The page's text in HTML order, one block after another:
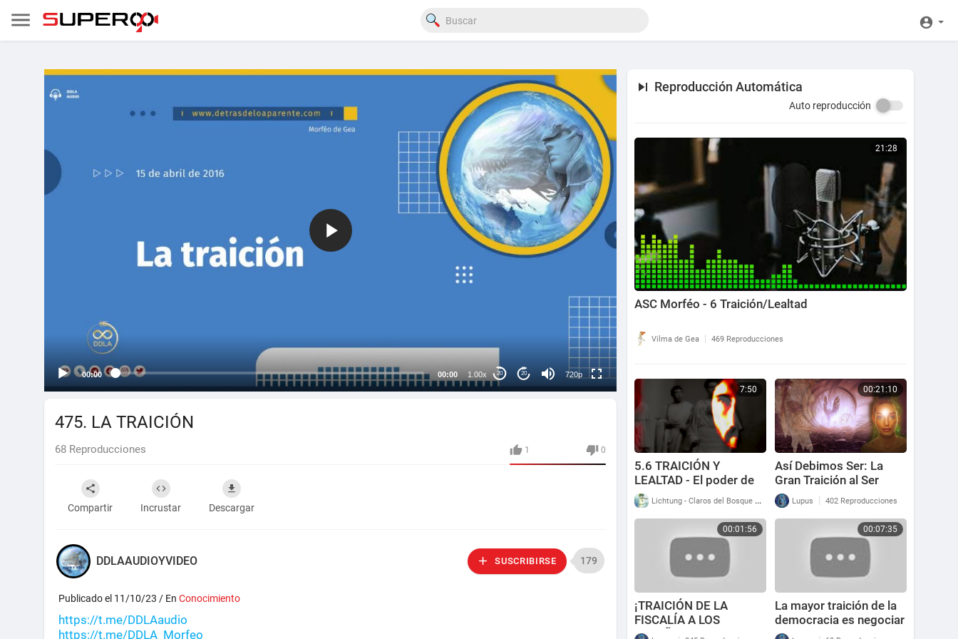
00:00 00:00 1.00x 20 20 720p
720p
240p
auto
Reproducción Automática
Auto reproducción
21:28
ASC Morféo - 6 Traición/Lealtad
Vilma de Gea | 469 Reproducciones
7:50
5.6 TRAICIÓN Y
LEALTAD - El poder de
la palabra - DDLATv
Lichtung - Claros del Bosque | 218 Reproducciones
00:21:10
Así Debimos Ser: La
Gran Traición al Ser
Humano Ancestral
Lupus | 402 Reproducciones
00:01:56
¡TRAICIÓN DE LA
FISCALÍA A LOS
ESPAÑOLES!
00:07:35
La mayor traición de la
democracia es negociar
la negación de la
475. LA TRAICIÓN
1 0
68 Reproducciones
Compartir Incrustar Descargar
DDLAAUDIOYVIDEO SUSCRIBIRSE 179
Publicado el 11/10/23 / En Conocimiento
https://t.me/DDLAaudio
https://t.me/DDLA_Morfeo